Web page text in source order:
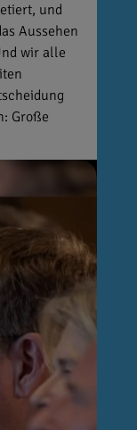
und
Aussehen
wir alle
Große